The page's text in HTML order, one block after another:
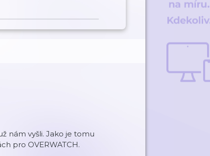
nám vyšli. Jako je tomu
pro OVERWATCH.